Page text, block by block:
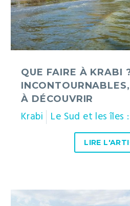
et
sites
à
découvrir
QUE FAIRE À KRABI
À DÉCOUVRIR
Krabi Le Sud et les îles
LIRE
Parc